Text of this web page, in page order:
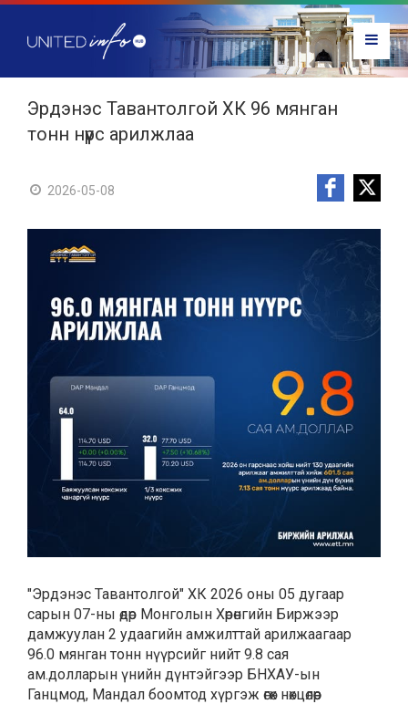
Эрдэнэс Тавантолгой ХК 96 мянган
тонн нүүрс арилжлаа
2026-05-08
"Эрдэнэс Тавантолгой" ХК 2026 оны 05 дугаар
сарын 07-ны өдөр Монголын Хөрөнгийн Биржээр
дамжуулан 2 удаагийн амжилттай арилжаагаар
96.0 мянган тонн нүүрсийг нийт 9.8 сая
ам.долларын үнийн дүнтэйгээр БНХАУ-ын
Ганцмод, Мандал боомтод хүргэж өгөх нөхцөлөөр